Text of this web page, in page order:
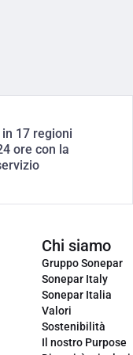
17 regioni
ore con la
Chi siamo
Gruppo Sonepar
Sonepar Italy
Sonepar Italia
Valori
Sostenibilità
Il nostro Purpose